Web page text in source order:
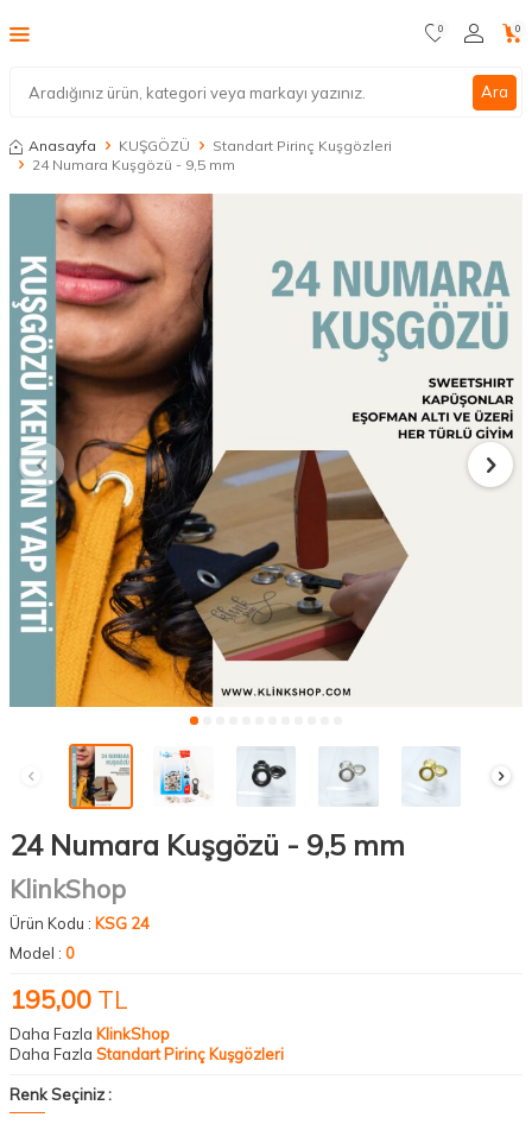
Ara
0 0
Anasayfa KUŞGÖZÜ
Standart Pirinç Kuşgözleri
24 Numara Kuşgözü - 9,5 mm
24 Numara Kuşgözü - 9,5 mm
KlinkShop
Ürün Kodu : KSG 24
Model : 0
195,00 TL
Daha Fazla KlinkShop
Daha Fazla Standart Pirinç Kuşgözleri
Renk Seçiniz :